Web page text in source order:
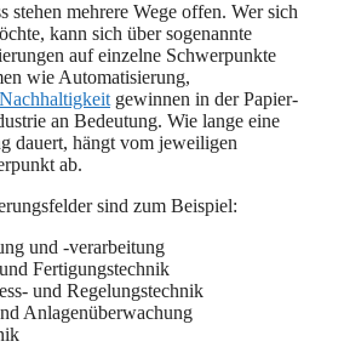
stehen mehrere Wege offen. Wer sich
kann sich über sogenannte
auf einzelne Schwerpunkte
wie Automatisierung,
Nachhaltigkeit gewinnen in der Papier-
an Bedeutung. Wie lange eine
dauert, hängt vom jeweiligen
ab.
sind zum Beispiel:
und -verarbeitung
Fertigungstechnik
und Regelungstechnik
Anlagenüberwachung